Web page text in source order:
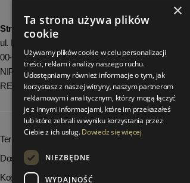
StrefaLuksusu.pl
ul. Bartycka 24/26 Pawilon 227
00-716 Warszawa
NIP: 8251972213
REGON: 06035139
Terminy realizacji zamówień
Dostępność produktów
Koszty dostawy
×
Ta strona używa plików
cookie
Używamy plików cookie w celu personalizacji
treści, reklam i analizy naszego ruchu.
Udostępniamy również informacje o tym, jak
korzystasz z naszej witryny, naszym partnerom
reklamowym i analitycznym, którzy mogą łączyć
je z innymi informacjami, które im przekazałeś
lub które zebrali w wyniku korzystania przez
Ciebie z ich usług.Dowiedz się więcej
NIEZBĘDNE
WYDAJNOŚĆ